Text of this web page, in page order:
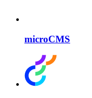
microCMS